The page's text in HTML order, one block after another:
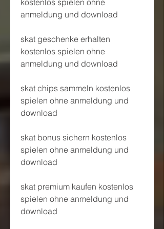
anmeldung und download
skat geschenke erhalten
kostenlos spielen ohne
anmeldung und download
skat chips sammeln kostenlos
spielen ohne anmeldung und
download
skat bonus sichern kostenlos
spielen ohne anmeldung und
download
skat premium kaufen kostenlos
spielen ohne anmeldung und
download